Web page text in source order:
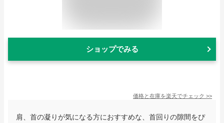
ショップでみる
価格と在庫を楽天でチェック >>
肩、首の凝りが気になる方におすすめな、首回りの隙間をぴ